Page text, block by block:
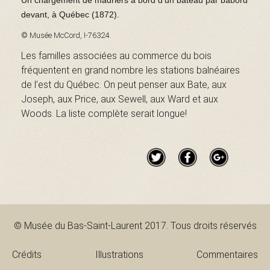
devant, à Québec (1872).
© Musée McCord, I-76324.
Les familles associées au commerce du bois
fréquentent en grand nombre les stations balnéaires
de l’est du Québec. On peut penser aux Bate, aux
Joseph, aux Price, aux Sewell, aux Ward et aux
Woods. La liste complète serait longue!
© Musée du Bas-Saint-Laurent 2017. Tous droits réservés
Crédits Illustrations Commentaires